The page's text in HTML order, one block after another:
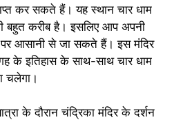
कर सकते हैं। यह स्थान चार धाम
बहुत करीब है। इसलिए आप अपनी
पर आसानी से जा सकते हैं। इस मंदिर
के इतिहास के साथ-साथ चार धाम
चलेगा।
के दौरान चंद्रिका मंदिर के दर्शन